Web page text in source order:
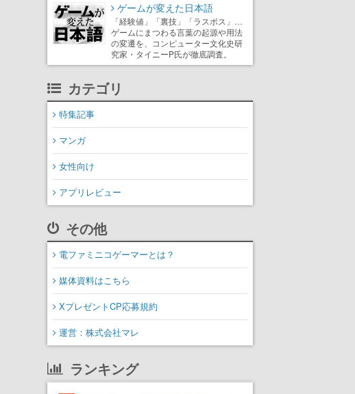
ゲームが変えた日本語
「経験値」「裏技」「ラスボス」…
ゲームにまつわる言葉の起源や用法
の変遷を、コンピューター文化史研
究家・タイニーP氏が徹底調査。
カテゴリ
特集記事
マンガ
女性向け
アプリレビュー
その他
電ファミニコゲーマーとは？
媒体資料はこちら
XプレゼントCP応募規約
運営：株式会社マレ
ランキング